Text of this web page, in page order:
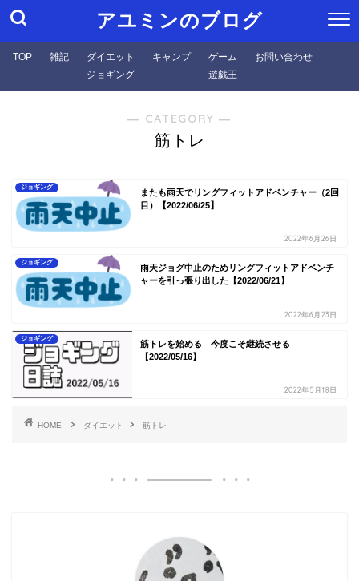
アユミンのブログ
TOP 雑記
ダイエット
ジョギング
キャンプ
ゲーム
遊戯王
お問い合わせ
― CATEGORY ―
筋トレ
ジョギング
またも雨天でリングフィットアドベンチャー（2回
目）【2022/06/25】
2022年6月26日
ジョギング
雨天ジョグ中止のためリングフィットアドベンチ
ャーを引っ張り出した【2022/06/21】
2022年6月23日
ジョギング
筋トレを始める 今度こそ継続させる
【2022/05/16】
2022年5月18日
HOME ダイエット 筋トレ